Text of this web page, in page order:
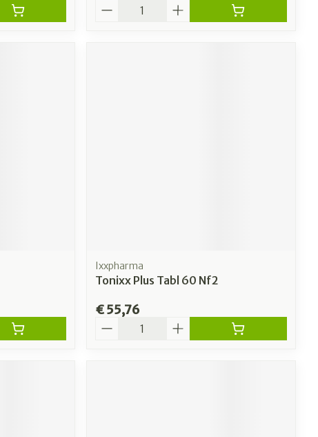
Ixxpharma
Tonixx Plus Tabl 60 Nf2
€ 55,76